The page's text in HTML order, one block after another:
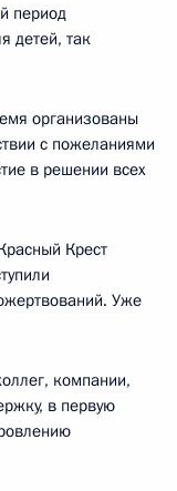
период
детей, так
организованы
с пожеланиями
в решении всех
Крест
Уже
компании,
в первую